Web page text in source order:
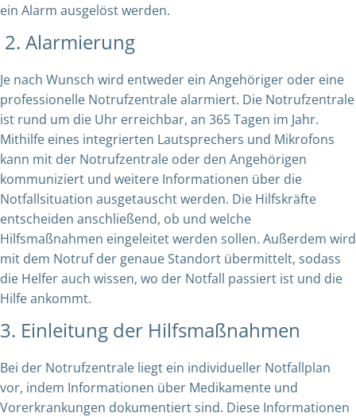
ein Alarm ausgelöst werden.
2. Alarmierung
Je nach Wunsch wird entweder ein Angehöriger oder eine
professionelle Notrufzentrale alarmiert. Die Notrufzentrale
ist rund um die Uhr erreichbar, an 365 Tagen im Jahr.
Mithilfe eines integrierten Lautsprechers und Mikrofons
kann mit der Notrufzentrale oder den Angehörigen
kommuniziert und weitere Informationen über die
Notfallsituation ausgetauscht werden. Die Hilfskräfte
entscheiden anschließend, ob und welche
Hilfsmaßnahmen eingeleitet werden sollen. Außerdem wird
mit dem Notruf der genaue Standort übermittelt, sodass
die Helfer auch wissen, wo der Notfall passiert ist und die
Hilfe ankommt.
3. Einleitung der Hilfsmaßnahmen
Bei der Notrufzentrale liegt ein individueller Notfallplan
vor, indem Informationen über Medikamente und
Vorerkrankungen dokumentiert sind. Diese Informationen